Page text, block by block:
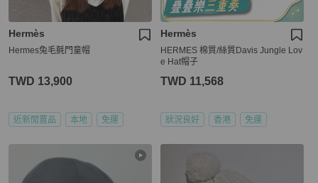
Hermès
Hermes兔毛氈門童帽
TWD 13,900
近新閒置品 本地 免運
Hermès
HERMES 棉質/絲質Davis Jungle Lov
e Hat帽子
TWD 11,568
狀況良好 香港 免運